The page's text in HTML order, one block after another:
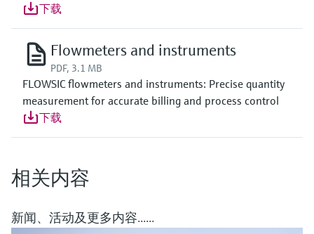
下载
Flowmeters and instruments
PDF, 3.1 MB
FLOWSIC flowmeters and instruments: Precise quantity
measurement for accurate billing and process control
下载
相关内容
新闻、活动及更多内容......